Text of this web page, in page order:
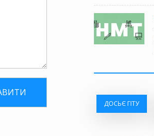
ДОСЬЄ ГІТУ